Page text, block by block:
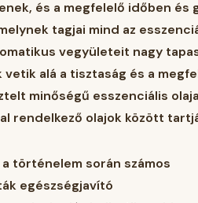
és a megfelelő időben
tagjai mind az
vegyületeit nagy
vetik alá a tisztaság és a
minőségű esszenciális
rendelkező olajok között
történelem során számos
egészségjavító